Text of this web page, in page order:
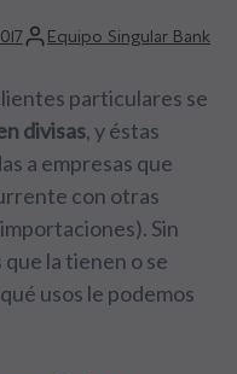
Equipo Singular Bank
particulares se
divisas, y éstas
a empresas que
con otras
Sin
que la tienen o se
usos le podemos